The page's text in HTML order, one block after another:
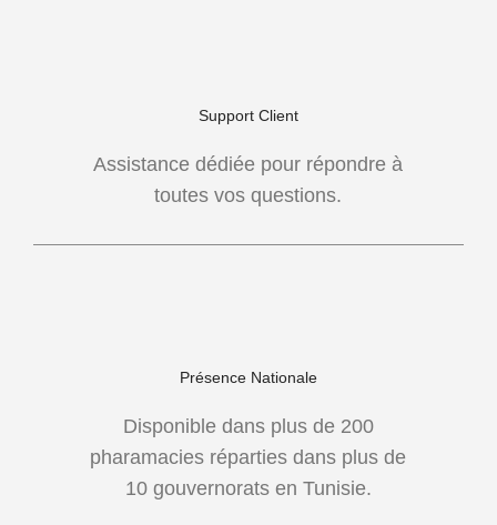
Support Client
Assistance dédiée pour répondre à
toutes vos questions.
Présence Nationale
Disponible dans plus de 200
pharamacies réparties dans plus de
10 gouvernorats en Tunisie.